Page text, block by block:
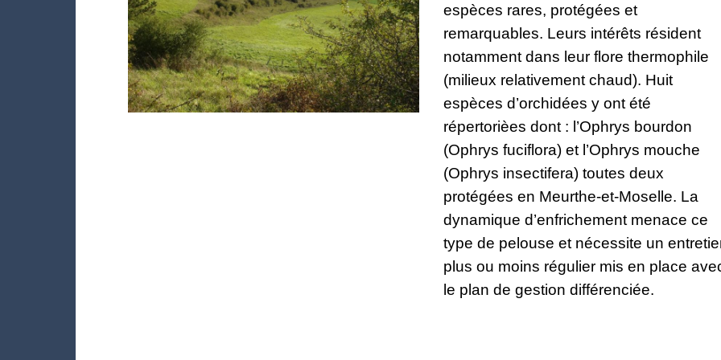
espèces rares, protégées et
remarquables. Leurs intérêts résident
notamment dans leur flore thermophile
(milieux relativement chaud). Huit
espèces d’orchidées y ont été
répertorièes dont : l’Ophrys bourdon
(Ophrys fuciflora) et l’Ophrys mouche
(Ophrys insectifera) toutes deux
protégées en Meurthe-et-Moselle. La
dynamique d’enfrichement menace ce
type de pelouse et nécessite un
plus ou moins régulier mis en place
le plan de gestion différenciée.